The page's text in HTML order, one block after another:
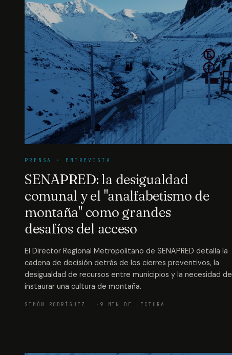
PRENSA · ENTREVISTA
SENAPRED: la desigualdad
comunal y el "analfabetismo de
montaña" como grandes
desafíos del acceso
El Director Regional Metropolitano de SENAPRED detalla la
cadena de decisión detrás de los cierres preventivos, la
desigualdad de recursos entre municipios y la necesidad de
instaurar una cultura de montaña.
SIMÓN RODRÍGUEZ 9 MIN DE LECTURA